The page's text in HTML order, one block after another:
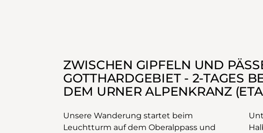
ZWISCHEN GIPFELN UND
GOTTHARDGEBIET - 2-TAGES
DEM URNER ALPENKRANZ
Unsere Wanderung startet beim
Leuchtturm auf dem Oberalppass und